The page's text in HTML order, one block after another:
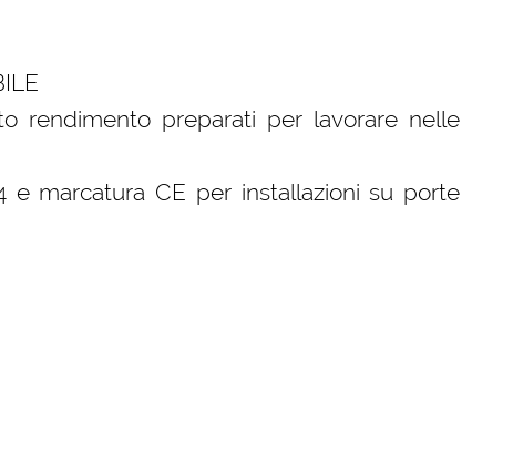
rendimento preparati per lavorare nelle
e marcatura CE per installazioni su porte